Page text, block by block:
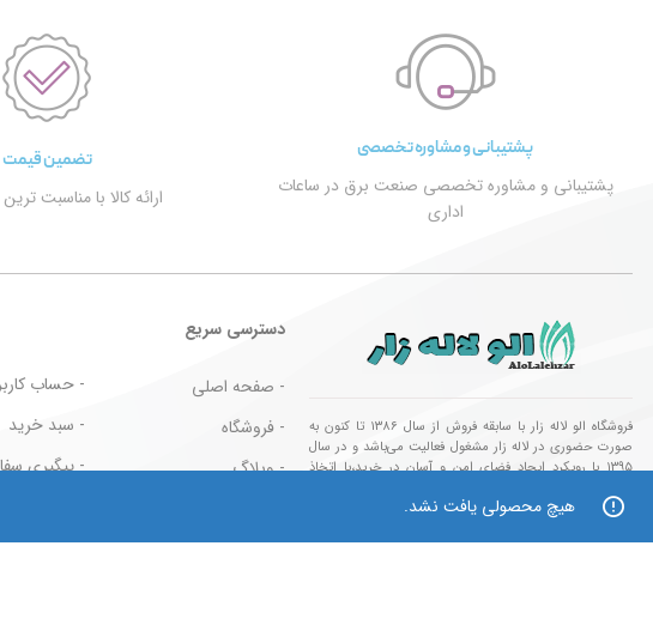
هیچ محصولی یافت نشد.
پشتیبانی و مشاوره تخصصی
پشتیبانی و مشاوره تخصصی صنعت برق در ساعات
اداری
تضمین قیمت
ارائه کالا با مناسبت
فروشگاه الو لاله زار با سابقه فروش از سال ۱۳۸۶ تا کنون به
صورت حضوری در لاله زار مشغول فعالیت می‌باشد و در سال
۱۳۹۵ با رویکرد ایجاد فضای امن و آسان در خرید،با اتخاذ
آسان در خرید شما مشتریان گرامی گامی موثر برداشته،امید
دسترسی سریع
- صفحه اصلی
- فروشگاه
- وبلاگ
- کالا های مورد تایید
- حساب
- سبد خرید
- پیگیری